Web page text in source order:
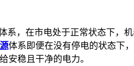
系，在市电处于正常状态下，
体系即便在没有停电的状态下
安稳且干净的电力。